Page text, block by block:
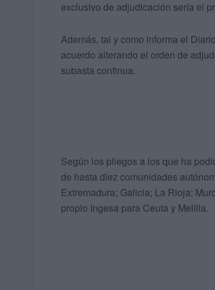
exclusivo de adjudicación sería el
Además, tal y como informa el
acuerdo alterando el orden de
subasta continua.
Según los pliegos a los que ha
de hasta diez comunidades
Extremadura; Galicia; La Rioja;
propio Ingesa para Ceuta y Melilla.